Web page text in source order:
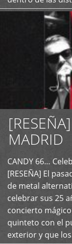
MADRID
CANDY 66…
[RESEÑA] El
de metal
celebrar sus 25
concierto
quinteto con el
exterior y que